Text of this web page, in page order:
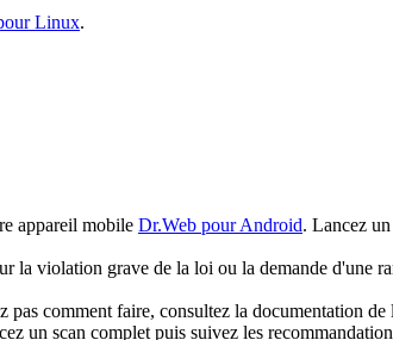
Linux.
appareil mobile Dr.Web pour Android. Lancez
violation grave de la loi ou la demande d'une
pas comment faire, consultez la documentation
un scan complet puis suivez les